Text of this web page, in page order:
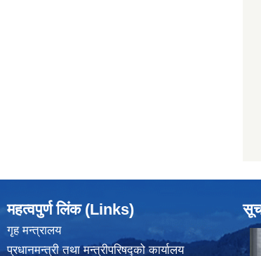
महत्वपुर्ण लिंक (Links)
गृह मन्त्रालय
प्रधानमन्त्री तथा मन्त्रीपरिषद्को कार्यालय